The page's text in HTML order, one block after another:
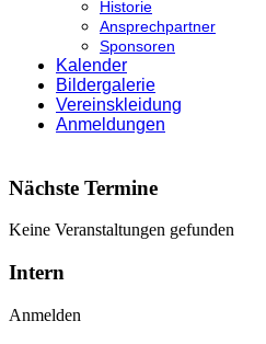
Historie
Ansprechpartner
Sponsoren
Kalender
Bildergalerie
Vereinskleidung
Anmeldungen
Nächste Termine
Keine Veranstaltungen gefunden
Intern
Anmelden